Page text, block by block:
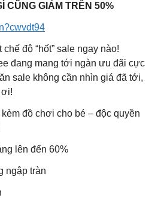
CŨNG GIẢM TRÊN 50%
độ “hốt” sale ngay nào!
đang mang tới ngàn ưu đãi cực
sale không cần nhìn giá đã tới,
ơi!
đồ chơi cho bé – độc quyền
lên đến 60%
ngập tràn